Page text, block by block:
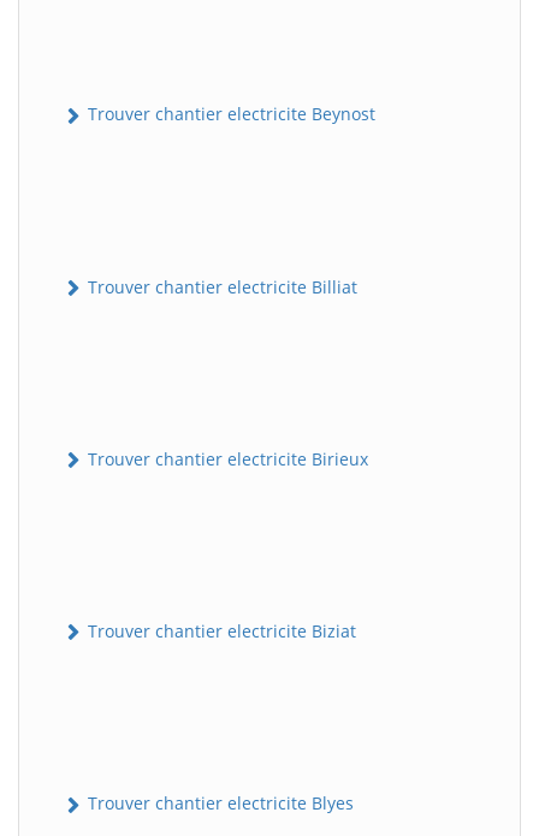
Trouver chantier electricite Beynost
Trouver chantier electricite Billiat
Trouver chantier electricite Birieux
Trouver chantier electricite Biziat
Trouver chantier electricite Blyes